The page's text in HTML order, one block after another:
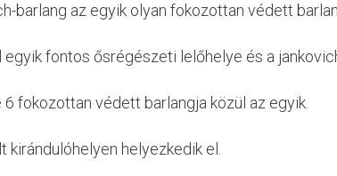
barlang az egyik olyan fokozottan védett
egyik fontos ősrégészeti lelőhelye és a
6 fokozottan védett barlangja közül az egyik.
kirándulóhelyen helyezkedik el.